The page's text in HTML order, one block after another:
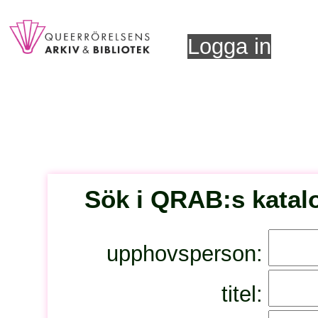
Logga in
Sök i QRAB:s
upphovsperson:
titel: